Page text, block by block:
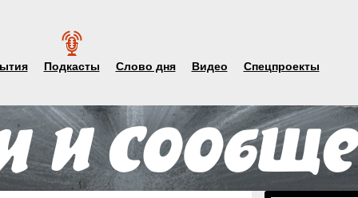
Подкасты Слово дня Видео Спецпроекты